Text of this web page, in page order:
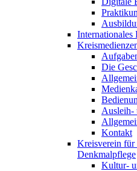
Internationales
Die
Ausleih-
Kontakt
Kreisverein für
Denkmalpflege
Kultur-